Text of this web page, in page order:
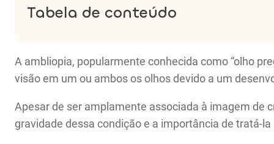
Tabela de conteúdo
A ambliopia, popularmente conhecida como “olho
visão em um ou ambos os olhos devido a um
Apesar de ser amplamente associada à imagem de
gravidade dessa condição e a importância de tratá-